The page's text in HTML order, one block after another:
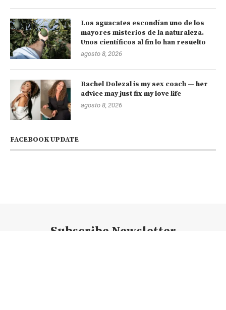
Los aguacates escondían uno de los
mayores misterios de la naturaleza.
Unos científicos al fin lo han resuelto
agosto 8, 2026
Rachel Dolezal is my sex coach — her
advice may just fix my love life
agosto 8, 2026
FACEBOOK UPDATE
Subscribe Newsletter